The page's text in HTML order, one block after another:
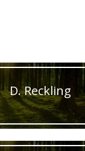
D. Reckling